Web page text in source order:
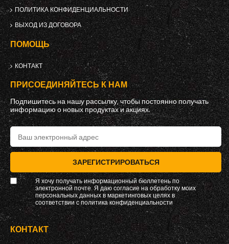
ПОЛИТИКА КОНФИДЕНЦИАЛЬНОСТИ
ВЫХОД ИЗ ДОГОВОРА
ПОМОЩЬ
КОНТАКТ
ПРИСОЕДИНЯЙТЕСЬ К НАМ
Подпишитесь на нашу рассылку, чтобы постоянно получать
информацию о новых продуктах и ​​акциях.
ЗАРЕГИСТРИРОВАТЬСЯ
Я хочу получать информационный бюллетень по
электронной почте. Я даю согласие на обработку моих
персональных данных в маркетинговых целях в
соответствии сполитика конфиденциальности
КОНТАКТ